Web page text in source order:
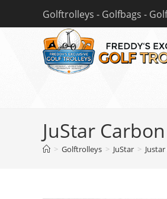
springen
Golftrolleys - Golfbags -
JuStar
> Golftrolleys > JuStar >